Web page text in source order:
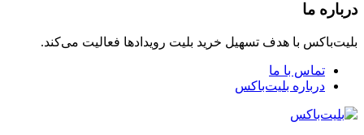
درباره ما
بلیت‌باکس با هدف تسهیل خرید بلیت رویدادها فعالیت می‌کند.
تماس با ما
درباره بلیت‌باکس